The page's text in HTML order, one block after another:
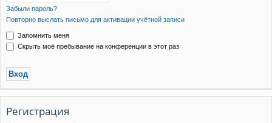
Забыли пароль?
Повторно выслать письмо для активации учётной записи
Запомнить меня
Скрыть моё пребывание на конференции в этот раз
Регистрация